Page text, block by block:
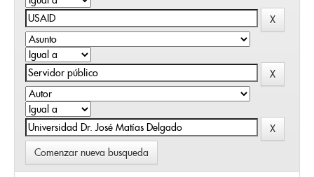
Comenzar nueva busqueda